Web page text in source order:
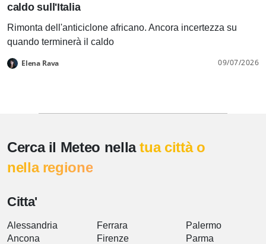
caldo sull'Italia
Rimonta dell'anticiclone africano. Ancora incertezza su
quando terminerà il caldo
Elena Rava 09/07/2026
Cerca il Meteo nellatua città o
nella regione
Citta'
Alessandria
Ancona
Ferrara
Firenze
Palermo
Parma